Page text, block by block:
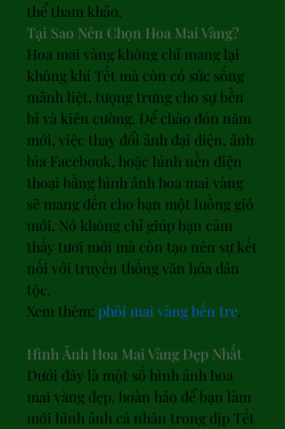
thể tham khảo.
Tại Sao Nên Chọn Hoa Mai Vàng?
Hoa mai vàng không chỉ mang lại
không khí Tết mà còn có sức sống
mãnh liệt, tượng trưng cho sự bền
bỉ và kiên cường. Để chào đón năm
mới, việc thay đổi ảnh đại diện, ảnh
bìa Facebook, hoặc hình nền điện
thoại bằng hình ảnh hoa mai vàng
sẽ mang đến cho bạn một luồng gió
mới. Nó không chỉ giúp bạn cảm
thấy tươi mới mà còn tạo nên sự kết
nối với truyền thống văn hóa dân
tộc.
Xem thêm: phôi mai vàng bến tre.
Hình Ảnh Hoa Mai Vàng Đẹp Nhất
Dưới đây là một số hình ảnh hoa
mai vàng đẹp, hoàn hảo để bạn làm
mới hình ảnh cá nhân trong dịp Tết